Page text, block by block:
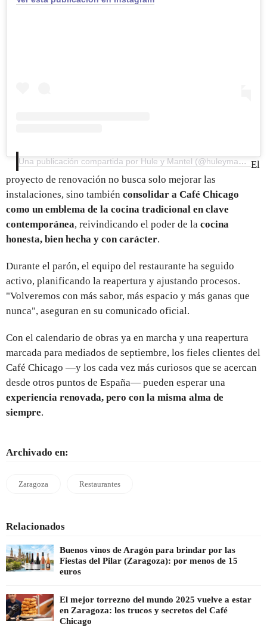
Una publicación compartida por Hule y Mantel (@huleymantel) El
proyecto de renovación no busca solo mejorar las
instalaciones, sino también consolidar a Café Chicago
como un emblema de la cocina tradicional en clave
contemporánea, reivindicando el poder de la cocina
honesta, bien hecha y con carácter.
Durante el parón, el equipo del restaurante ha seguido
activo, planificando la reapertura y ajustando procesos.
"Volveremos con más sabor, más espacio y más ganas que
nunca", aseguran en su comunicado oficial.
Con el calendario de obras ya en marcha y una reapertura
marcada para mediados de septiembre, los fieles clientes del
Café Chicago —y los cada vez más curiosos que se acercan
desde otros puntos de España— pueden esperar una
experiencia renovada, pero con la misma alma de
siempre.
Archivado en:
Zaragoza Restaurantes
Relacionados
Buenos vinos de Aragón para brindar por las
Fiestas del Pilar (Zaragoza): por menos de 15
euros
El mejor torrezno del mundo 2025 vuelve a estar
en Zaragoza: los trucos y secretos del Café
Chicago